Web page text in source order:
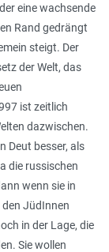
eine wachsende
Rand gedrängt
steigt. Der
der Welt, das
ist zeitlich
dazwischen.
Deut besser, als
die russischen
wenn sie in
JüdInnen
in der Lage, die
Sie wollen